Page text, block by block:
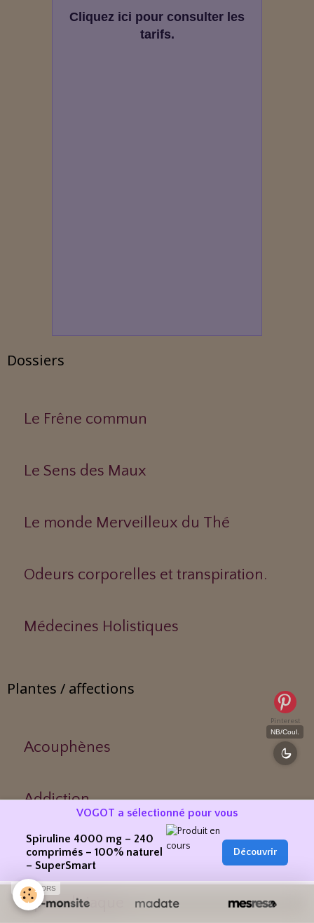
Cliquez ici pour consulter les
tarifs.
Dossiers
Le Frêne commun
Le Sens des Maux
Le monde Merveilleux du Thé
Odeurs corporelles et transpiration.
Médecines Holistiques
Plantes / affections
Acouphènes
Addiction
Allergies
Aphrodisiaque
Pinterest
NB/Coul.
VOGOT a sélectionné pour vous
Spiruline 4000 mg – 240
comprimés – 100% naturel
– SuperSmart
Découvrir
SPONSORS